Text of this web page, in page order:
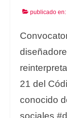
publicado en:
21 del
conocido